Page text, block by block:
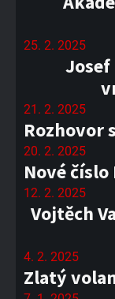
25. 2. 2025
21. 2. 2025
Rozhovor
20. 2. 2025
Nové
12. 2. 2025
Vojtěch
4. 2. 2025
Zlatý